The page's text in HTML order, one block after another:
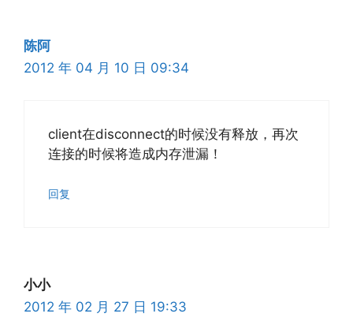
陈阿
2012 年 04 月 10 日 09:34
client在disconnect的时候没有释放，再次
连接的时候将造成内存泄漏！
回复
小小
2012 年 02 月 27 日 19:33